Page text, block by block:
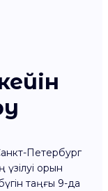
Петербург
үзілуі орын
таңғы 9-да